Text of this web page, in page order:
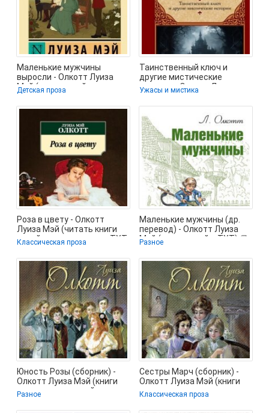
Маленькие мужчины
выросли - Олкотт Луиза
Мэй (книги онлайн полные
версии
Детская проза
Таинственный ключ и
другие мистические
истории - Олкотт Луиза
Ужасы и мистика
Роза в цвету - Олкотт
Луиза Мэй (читать книги
онлайн полные версии TXT,
Классическая проза
Маленькие мужчины (др.
перевод) - Олкотт Луиза
Мэй (книги онлайн .TXT) 📗
Разное
Юность Розы (сборник) -
Олкотт Луиза Мэй (книги
регистрация онлайн
Разное
Сестры Марч (сборник) -
Олкотт Луиза Мэй (книги
серия книги читать
Классическая проза